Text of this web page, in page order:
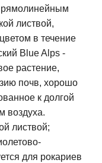
листвой,
в течение
Blue Alps -
растение,
почв, хорошо
к долгой
воздуха.
листвой;
для рокариев